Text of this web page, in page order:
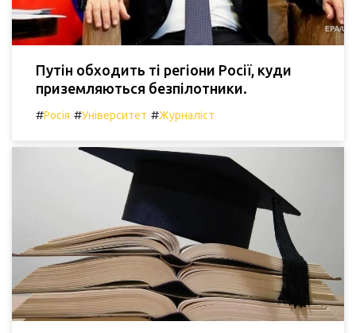
Путін обходить ті регіони Росії, куди
приземляються безпілотники.
#Росія #Університет #Журналіст